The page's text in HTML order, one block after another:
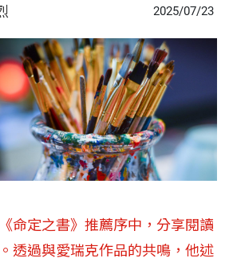
2025/07/23
命定之書》推薦序中，分享閱讀
透過與愛瑞克作品的共鳴，他述